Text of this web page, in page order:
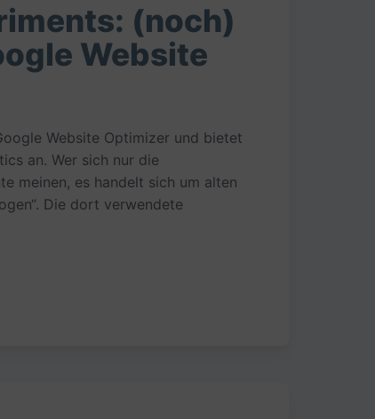
(noch)
Website
Website Optimizer und bietet
an. Wer sich nur die
meinen, es handelt sich um alten
Die dort verwendete